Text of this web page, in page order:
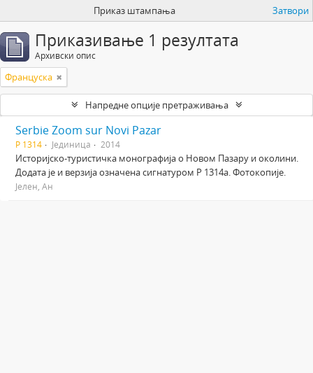
Приказ штампања Затвори
Приказивање 1 резултата
Архивски опис
Француска
Напредне опције претраживања
Serbie Zoom sur Novi Pazar
Р 1314 Јединица 2014
Историјско-туристичка монографија о Новом Пазару и околини.
Додата је и верзија означена сигнатуром Р 1314а. Фотокопије.
Јелен, Ан